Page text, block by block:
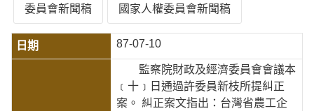
委員會新聞稿 國家人權委員會新聞稿
87-07-10
監察院財政及經濟委員會會議本
﹝十﹞日通過許委員新枝所提糾正
案。 糾正案文指出：台灣省農工企